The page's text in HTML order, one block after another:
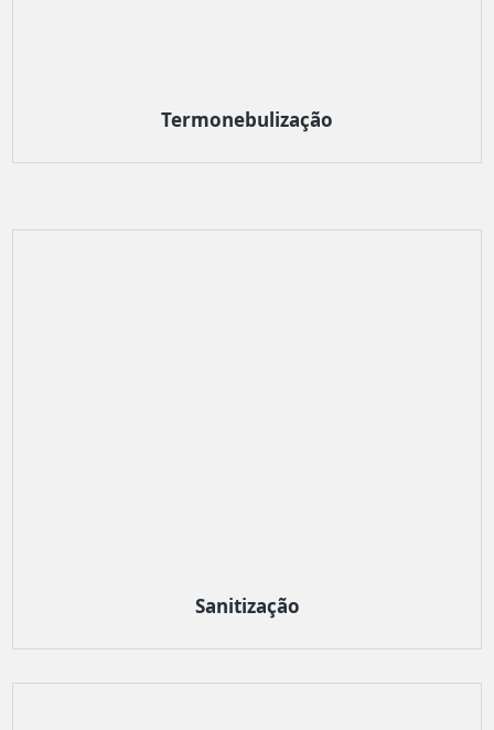
Termonebulização
Sanitização